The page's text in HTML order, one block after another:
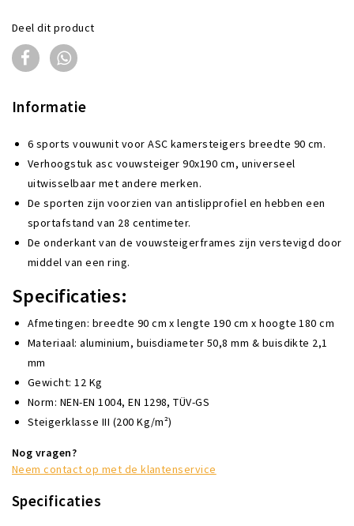
Deel dit product
Informatie
6 sports vouwunit voor ASC kamersteigers breedte 90 cm.
Verhoogstuk asc vouwsteiger 90x190 cm, universeel
uitwisselbaar met andere merken.
De sporten zijn voorzien van antislipprofiel en hebben een
sportafstand van 28 centimeter.
De onderkant van de vouwsteigerframes zijn verstevigd door
middel van een ring.
Specificaties:
Afmetingen: breedte 90 cm x lengte 190 cm x hoogte 180 cm
Materiaal: aluminium, buisdiameter 50,8 mm & buisdikte 2,1
mm
Gewicht: 12 Kg
Norm: NEN-EN 1004, EN 1298, TÜV-GS
Steigerklasse III (200 Kg/m²)
Nog vragen?
Neem contact op met de klantenservice
Specificaties